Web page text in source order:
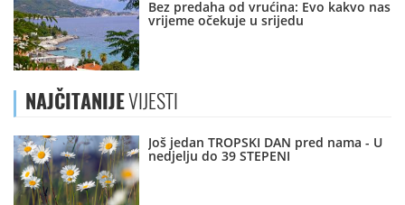
Bez predaha od vrućina: Evo kakvo nas
vrijeme očekuje u srijedu
NAJČITANIJEVIJESTI
Još jedan TROPSKI DAN pred nama - U
nedjelju do 39 STEPENI